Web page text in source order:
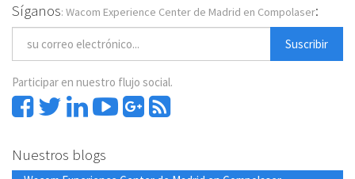
Síganos: Wacom Experience Center de Madrid en Compolaser:
Suscribir
Participar en nuestro flujo social.
Nuestros blogs